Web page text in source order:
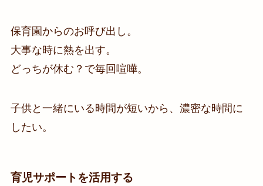
保育園からのお呼び出し。
大事な時に熱を出す。
どっちが休む？で毎回喧嘩。
子供と一緒にいる時間が短いから、濃密な時間に
したい。
育児サポートを活用する